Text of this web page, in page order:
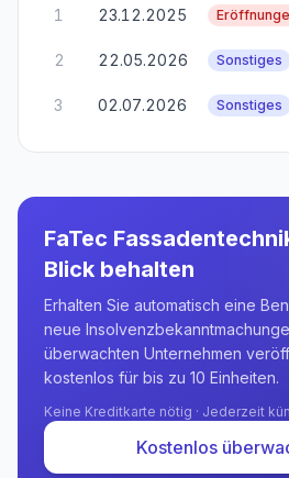
1 23.12.2025
2 22.05.2026 Sonstiges
3 02.07.2026 Sonstiges
FaTec
Blick behalten
Erhalten Sie automatisch eine
neue
überwachten Unternehmen
kostenlos für bis zu 10 Einheiten.
Keine Kreditkarte nötig · Jederzeit
Kostenlos